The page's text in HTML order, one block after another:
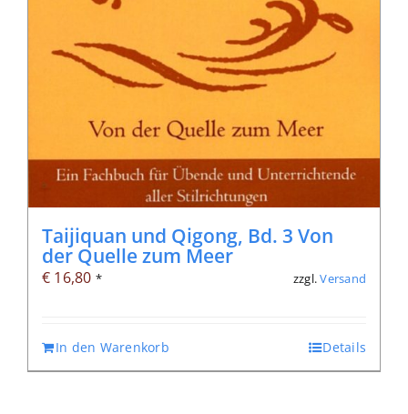
Taijiquan und Qigong, Bd. 3 Von
der Quelle zum Meer
€ 16,80 * zzgl.Versand
In den Warenkorb Details